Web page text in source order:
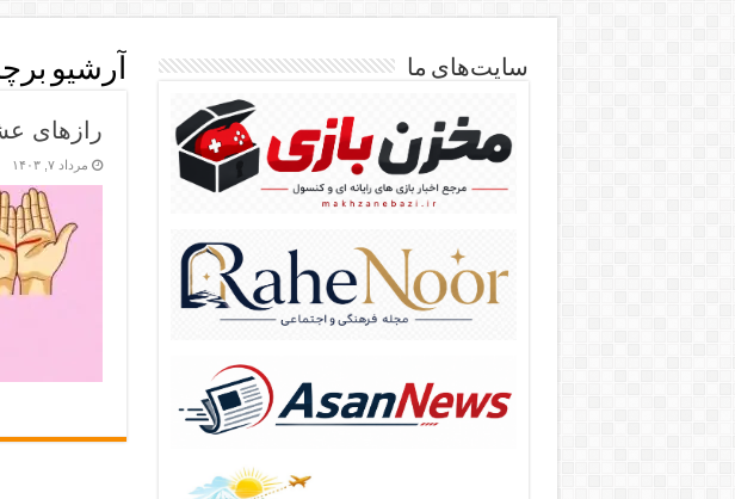
آرشیو
رازهای
مرداد ۷, ۱۴۰۳
سایت‌های ما